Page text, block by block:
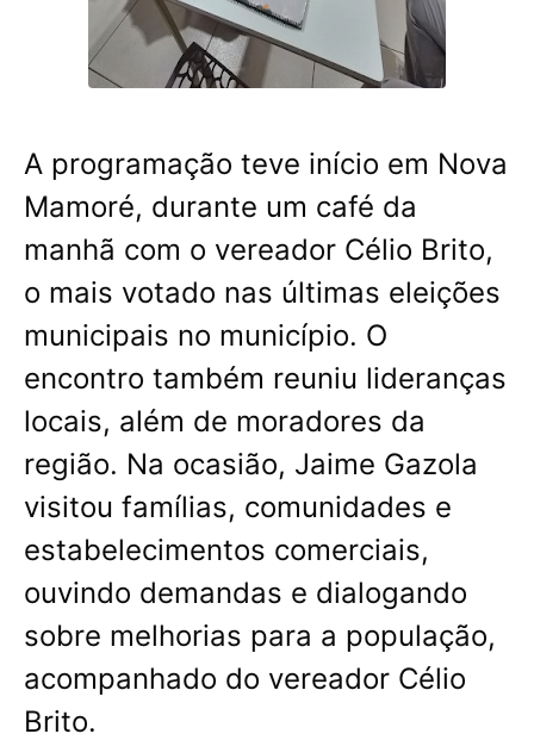
A programação teve início em Nova
Mamoré, durante um café da
manhã com o vereador Célio Brito,
o mais votado nas últimas eleições
municipais no município. O
encontro também reuniu lideranças
locais, além de moradores da
região. Na ocasião, Jaime Gazola
visitou famílias, comunidades e
estabelecimentos comerciais,
ouvindo demandas e dialogando
sobre melhorias para a população,
acompanhado do vereador Célio
Brito.